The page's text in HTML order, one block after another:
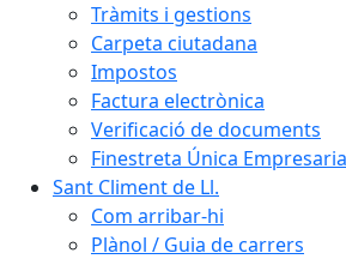
Tràmits i gestions
Carpeta ciutadana
Impostos
Factura electrònica
Verificació de documents
Finestreta Única
Sant Climent de Ll.
Com arribar-hi
Plànol / Guia de carrers